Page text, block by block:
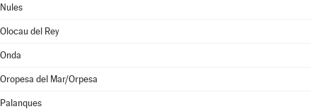
Nules
Olocau del Rey
Onda
Oropesa del Mar/Orpesa
Palanques